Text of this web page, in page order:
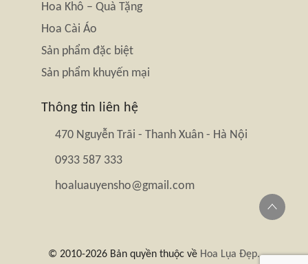
Hoa Khô – Quà Tặng
Hoa Cài Áo
Sản phẩm đặc biệt
Sản phẩm khuyến mại
Thông tin liên hệ
470 Nguyễn Trãi - Thanh Xuân - Hà Nội
0933 587 333
hoaluauyensho@gmail.com
© 2010-2026 Bản quyền thuộc về Hoa Lụa Đẹp.